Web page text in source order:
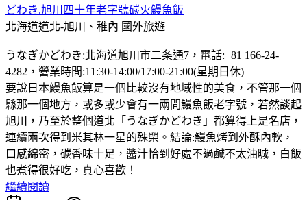
どわき.旭川四十年老字號碳火鰻魚飯
北海道道北-旭川、稚內 國外旅遊
うなぎかどわき:北海道旭川市二条通7，電話:+81 166-24-
4282，營業時間:11:30-14:00/17:00-21:00(星期日休)
要說日本鰻魚飯算是一個比較沒有地域性的美食，不管那一個
縣那一個地方，或多或少會有一兩間鰻魚飯老字號，若然談起
旭川，乃至於整個道北「うなぎかどわき」都算得上是名店，
連續兩次得到米其林一星的殊榮。結論:鰻魚烤到外酥內軟，
口感綿密，碳香味十足，醬汁恰到好處不過鹹不太油晠，白飯
也煮得很好吃，真心喜歡！
繼續閱讀